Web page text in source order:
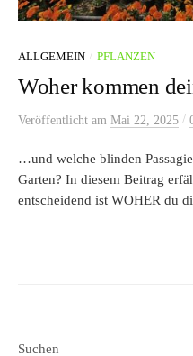
ALLGEMEIN / PFLANZEN
Woher kommen
Veröffentlicht am Mai 22, 2025 /
…und welche blinden
Garten? In diesem Beitrag
entscheidend ist WOHER du
Suchen